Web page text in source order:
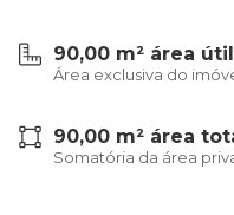
90,00 m² área útil
Área exclusiva do
90,00 m² área
Somatória da área